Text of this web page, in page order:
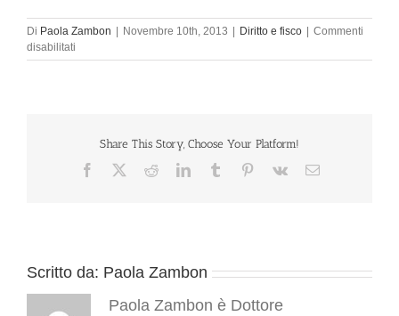
Di Paola Zambon Novembre 10th, 2013 Diritto e fisco
Commenti
disabilitati
Fattura
guidaShare This Story, Choose Your Platform!
Facebook RedditLinkedInTumblr Pinterest
Vk Email
Scritto da: Paola Zambon
Paola Zambon è Dottore